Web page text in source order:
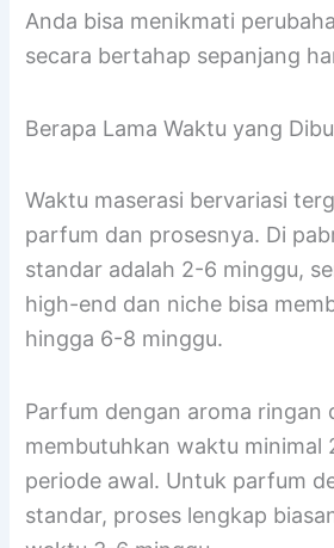
Anda bisa menikmati
secara bertahap sepanjang
Berapa Lama Waktu yang
Waktu maserasi bervariasi
parfum dan prosesnya. Di
standar adalah 2-6 minggu,
high-end dan niche bisa
hingga 6-8 minggu.
Parfum dengan aroma ringan
membutuhkan waktu minimal
periode awal. Untuk parfum
standar, proses lengkap